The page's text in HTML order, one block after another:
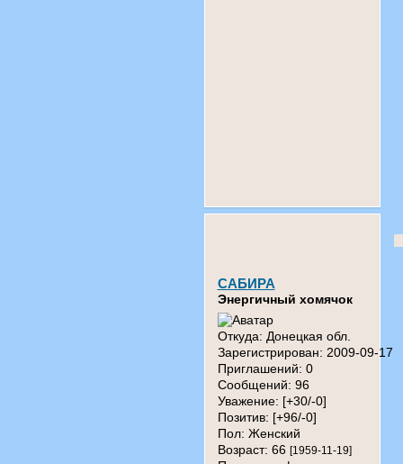
САБИРА
Энергичный хомячок
Откуда: Донецкая обл.
Зарегистрирован: 2009-09-17
Приглашений: 0
Сообщений: 96
Уважение: [+30/-0]
Позитив: [+96/-0]
Пол: Женский
Возраст: 66 [1959-11-19]